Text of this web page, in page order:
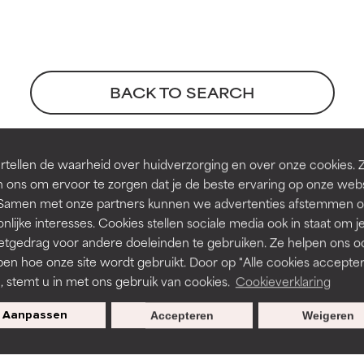
de waarheid over huidverzorging en over onze cookies.
ons om ervoor te zorgen dat je de beste ervaring op onze
met onze partners kunnen we advertenties afstemmen
interesses. Cookies stellen sociale media ook in staat om je
voor andere doeleinden te gebruiken. Ze helpen ons
hoe onze site wordt gebruikt. Door op "Alle cookies
stemt u in met ons gebruik van cookies. Cookieverklaring
Aanpassen Weigeren
Accepteren
BACK TO SEARCH
to assess ingredients in this dictionary. Regulations
of huidproblemen.
irriterend maar kan esthetische, stabiliteits- of andere
is aanwezig. Het risico wordt vergroot als het gecombineerd
ingrediënten.
of huidproblemen.
irriterend maar kan esthetische, stabiliteits- of andere
is aanwezig. Het risico wordt vergroot als het gecombineerd
ingrediënten.